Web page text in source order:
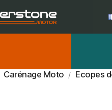
Carénage Moto Ecopes